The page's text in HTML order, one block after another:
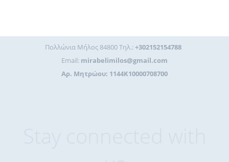
Πολλώνια Μήλος 84800 Τηλ.:+302152154788
Email: mirabelimilos@gmail.com
Αρ. Μητρώου: 1144K10000708700